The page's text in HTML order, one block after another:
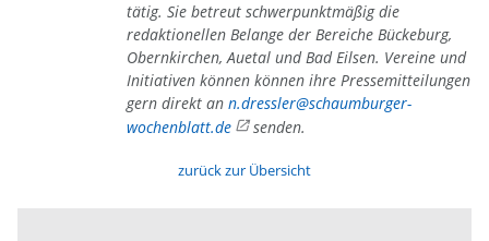
tätig. Sie betreut schwerpunktmäßig die
redaktionellen Belange der Bereiche Bückeburg,
Obernkirchen, Auetal und Bad Eilsen. Vereine und
Initiativen können können ihre Pressemitteilungen
gern direkt an n.dressler@schaumburger-
wochenblatt.de
senden.
zurück zur Übersicht